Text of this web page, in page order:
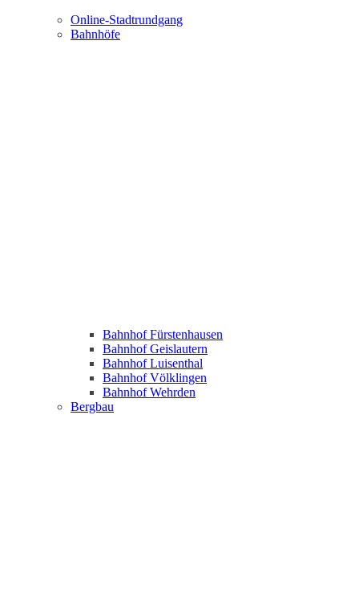
Online-Stadtrundgang
Bahnhöfe
Bahnhof Fürstenhausen
Bahnhof Geislautern
Bahnhof Luisenthal
Bahnhof Völklingen
Bahnhof Wehrden
Bergbau